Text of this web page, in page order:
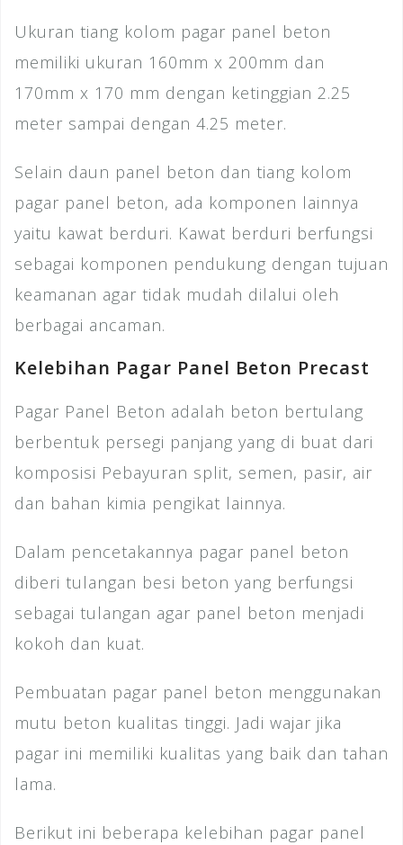
Ukuran tiang kolom pagar panel beton
memiliki ukuran 160mm x 200mm dan
170mm x 170 mm dengan ketinggian 2.25
meter sampai dengan 4.25 meter.
Selain daun panel beton dan tiang kolom
pagar panel beton, ada komponen lainnya
yaitu kawat berduri. Kawat berduri berfungsi
sebagai komponen pendukung dengan tujuan
keamanan agar tidak mudah dilalui oleh
berbagai ancaman.
Kelebihan Pagar Panel Beton Precast
Pagar Panel Beton adalah beton bertulang
berbentuk persegi panjang yang di buat dari
komposisi Pebayuran split, semen, pasir, air
dan bahan kimia pengikat lainnya.
Dalam pencetakannya pagar panel beton
diberi tulangan besi beton yang berfungsi
sebagai tulangan agar panel beton menjadi
kokoh dan kuat.
Pembuatan pagar panel beton menggunakan
mutu beton kualitas tinggi. Jadi wajar jika
pagar ini memiliki kualitas yang baik dan tahan
lama.
Berikut ini beberapa kelebihan pagar panel